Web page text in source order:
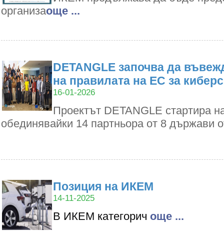
организаoще ...
DETANGLE започва да
на правилата на ЕС за
16-01-2026
Проектът DETANGLE стартира
обединявайки 14 партньора от 8 държави
Позиция на ИКЕМ
14-11-2025
В ИКЕМ категорич oще ...